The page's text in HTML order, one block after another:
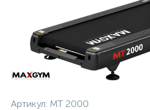
Артикул: MT 2000